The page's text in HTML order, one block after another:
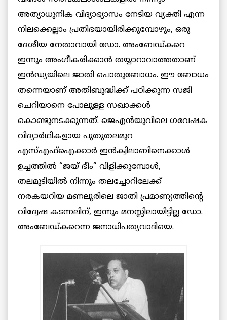
അത്യാധുനിക വിദ്യാഭ്യാസം നേടിയ വ്യക്തി എന്ന
നിലക്കെല്ലാം പ്രതിഭയായിരിക്കുമ്പോഴും, ഒരു
ദേശീയ നേതാവായി ഡോ. അംബേഡ്കറെ
ഇന്നും അംഗീകരിക്കാന്‍ തയ്യാറാവാത്തതാണ്
ഇൻഡ്യയിലെ ജാതി പൊതുബോധം. ഈ ബോധം
തന്നെയാണ് അതിബുദ്ധിക്ക് പഠിക്കുന്ന സജി
ചെറിയാനെ പോലുള്ള സഖാക്കള്‍
കൊണ്ടുനടക്കുന്നത്. ജെഎന്‍യുവിലെ ഗവേഷക
വിദ്യാര്‍ഥികളായ പുതുതലമുറ
എസ്എഫ്ഐക്കാര്‍ ഇന്‍ക്വിലാബിനെക്കാള്‍
ഉച്ചത്തില്‍ “ജയ് ഭീം” വിളിക്കുമ്പോള്‍,
തലമുടിയില്‍ നിന്നും തലച്ചോറിലേക്ക്
നരകയറിയ മണലൂരിലെ ജാതി പ്രമാണ്യത്തിന്‍റെ
വിദ്വേഷ കടന്നലിന്, ഇന്നും മനസ്സിലായിട്ടില്ല ഡോ.
അംബേഡ്കറെന്ന ജനാധിപത്യവാദിയെ.